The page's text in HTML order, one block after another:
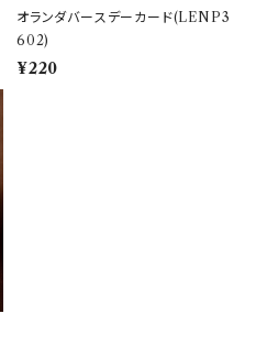
オランダバースデーカード(LENP3
602)
¥220